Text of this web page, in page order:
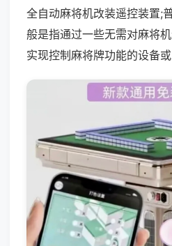
全自动麻将机改装遥控装置;
般是指通过一些无需对麻将
实现控制麻将牌功能的设备或